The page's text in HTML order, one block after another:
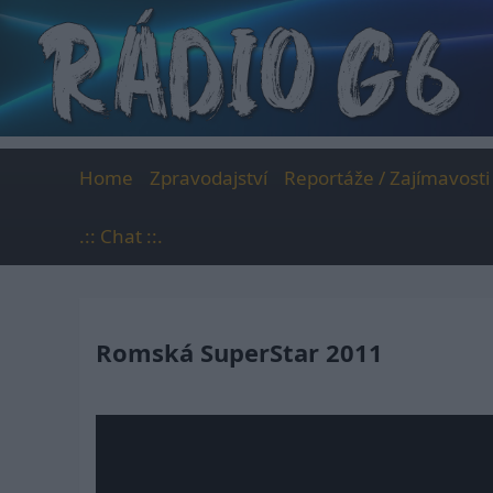
content
Home Zpravodajství Reportáže / Zajímavosti
.:: Chat ::.
Romská SuperStar 2011